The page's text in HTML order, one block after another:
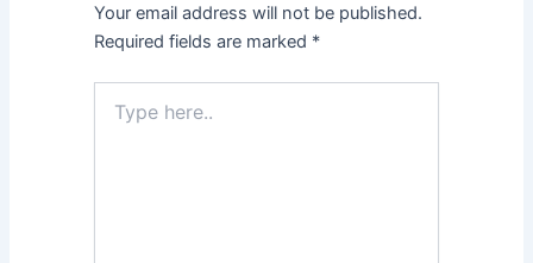
Your email address will not be published.
Required fields are marked *
here..